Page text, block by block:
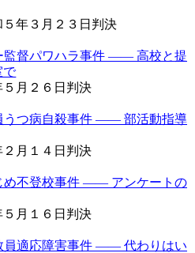
年３月２３日判決
監督パワハラ事件 ―― 高校と提
で
月２６日判決
うつ病自殺事件 ―― 部活動指導
月１４日判決
め不登校事件 ―― アンケートの
月１６日判決
員適応障害事件 ―― 代わりはい